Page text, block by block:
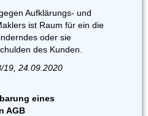
Aufklärungs- und
ist Raum für ein die
oder sie
des Kunden.
19, 24.09.2020
eines
AGB